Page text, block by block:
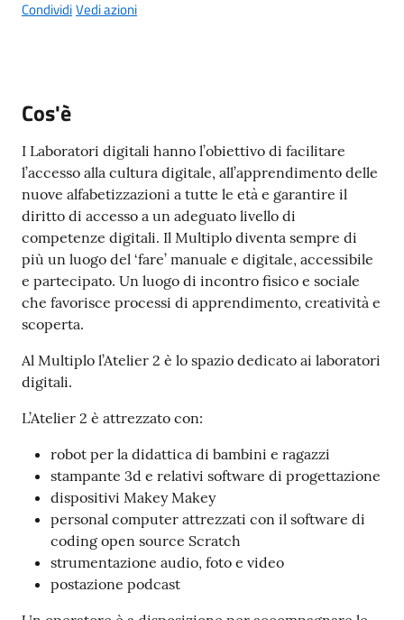
o
Corsi
Progetti
Partecipa
Per
più
CondividiVedi azioni
Cos'è
I Laboratori digitali hanno l’obiettivo di facilitare
l’accesso alla cultura digitale, all’apprendimento delle
nuove alfabetizzazioni a tutte le età e garantire il
diritto di accesso a un adeguato livello di
competenze digitali. Il Multiplo diventa sempre di
più un luogo del ‘fare’ manuale e digitale, accessibile
e partecipato. Un luogo di incontro fisico e sociale
che favorisce processi di apprendimento, creatività e
scoperta.
Al Multiplo l’Atelier 2 è lo spazio dedicato ai laboratori
digitali.
L’Atelier 2 è attrezzato con:
robot per la didattica di bambini e ragazzi
stampante 3d e relativi software di progettazione
dispositivi Makey Makey
personal computer attrezzati con il software di
coding open source Scratch
strumentazione audio, foto e video
postazione podcast